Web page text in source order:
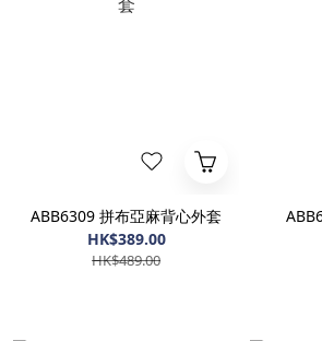
ABB6309 拼布亞麻背心外套
HK$389.00
HK$489.00